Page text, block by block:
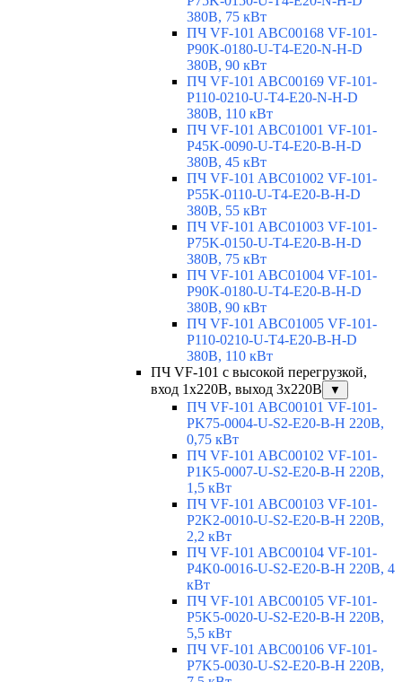
380В, 75 кВт
ПЧ VF-101 ABC00168 VF-101-
P90K-0180-U-T4-E20-N-H-D
380В, 90 кВт
ПЧ VF-101 ABC00169 VF-101-
P110-0210-U-T4-E20-N-H-D
380В, 110 кВт
ПЧ VF-101 ABC01001 VF-101-
P45K-0090-U-T4-E20-B-H-D
380В, 45 кВт
ПЧ VF-101 ABC01002 VF-101-
P55K-0110-U-T4-E20-B-H-D
380В, 55 кВт
ПЧ VF-101 ABC01003 VF-101-
P75K-0150-U-T4-E20-B-H-D
380В, 75 кВт
ПЧ VF-101 ABC01004 VF-101-
P90K-0180-U-T4-E20-B-H-D
380В, 90 кВт
ПЧ VF-101 ABC01005 VF-101-
P110-0210-U-T4-E20-B-H-D
380В, 110 кВт
ПЧ VF-101 с высокой перегрузкой,
вход 1х220В, выход 3х220В
▼
ПЧ VF-101 ABC00101 VF-101-
PK75-0004-U-S2-E20-B-H 220В,
0,75 кВт
ПЧ VF-101 ABC00102 VF-101-
P1K5-0007-U-S2-E20-B-H 220В,
1,5 кВт
ПЧ VF-101 ABC00103 VF-101-
P2K2-0010-U-S2-E20-B-H 220В,
2,2 кВт
ПЧ VF-101 ABC00104 VF-101-
P4K0-0016-U-S2-E20-B-H 220В, 4
кВт
ПЧ VF-101 ABC00105 VF-101-
P5K5-0020-U-S2-E20-B-H 220В,
5,5 кВт
ПЧ VF-101 ABC00106 VF-101-
P7K5-0030-U-S2-E20-B-H 220В,